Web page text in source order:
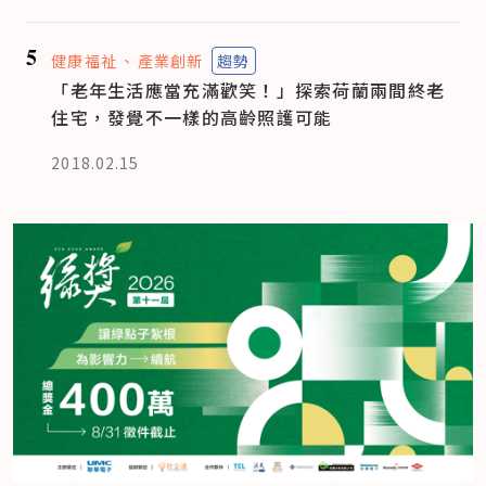
5 健康福祉 產業創新 趨勢
「老年生活應當充滿歡笑！」探索荷蘭兩間終老
住宅，發覺不一樣的高齡照護可能
2018.02.15